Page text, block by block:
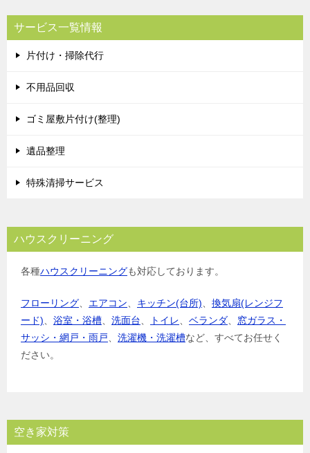
ビ
ゲ
ー
シ
サービス一覧情報
片付け・掃除代行
不用品回収
ゴミ屋敷片付け(整理)
遺品整理
特殊清掃サービス
ハウスクリーニング
各種ハウスクリーニングも対応しております。
フローリング エアコン キッチン(台所)
換気扇(レンジフ
ード)
浴室・浴槽 洗面台 トイレ ベランダ
窓ガラス・
サッシ・網戸・雨戸
洗濯機・洗濯槽など、すべてお任せく
ださい。
空き家対策